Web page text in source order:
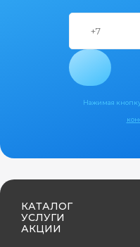
Нажимая
КАТАЛОГ
УСЛУГИ
АКЦИИ